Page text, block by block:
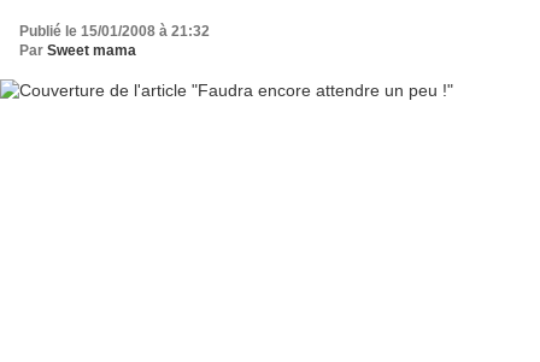
Publié le 15/01/2008 à 21:32
Par Sweet mama